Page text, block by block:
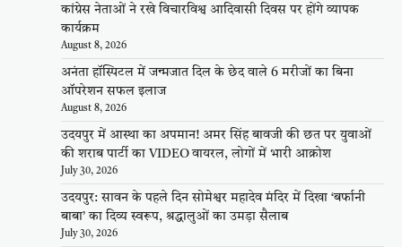
कांग्रेस नेताओं ने रखे विचारविश्व आदिवासी दिवस पर होंगे व्यापक
कार्यक्रम
August 8, 2026
अनंता हॉस्पिटल में जन्मजात दिल के छेद वाले 6 मरीजों का बिना
ऑपरेशन सफल इलाज
August 8, 2026
उदयपुर में आस्था का अपमान! अमर सिंह बावजी की छत पर युवाओं
की शराब पार्टी का VIDEO वायरल, लोगों में भारी आक्रोश
July 30, 2026
उदयपुर: सावन के पहले दिन सोमेश्वर महादेव मंदिर में दिखा ‘बर्फानी
बाबा’ का दिव्य स्वरूप, श्रद्धालुओं का उमड़ा सैलाब
July 30, 2026